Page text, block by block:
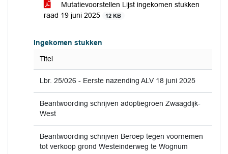
Mutatievoorstellen Lijst ingekomen stukken
raad 19 juni 2025
12 KB
Ingekomen stukken
Titel
Lbr. 25/026 - Eerste nazending ALV 18 juni 2025
Beantwoording schrijven adoptiegroen Zwaagdijk-
West
Beantwoording schrijven Beroep tegen voornemen
tot verkoop grond Westeinderweg te Wognum